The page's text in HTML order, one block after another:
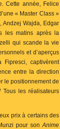
Cette année, Felice
« Master Class »
Andzej Wajda, Edgar
les matins après la
qui scande la vie
et d’aperçus
captivèrent
entre la direction
le positionnement de
Tous les réalisateurs
prix à certains des
pour sonAnime